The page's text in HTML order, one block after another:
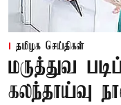
தமிழக செய்திகள்
மருத்துவ
கலந்தாய்வு